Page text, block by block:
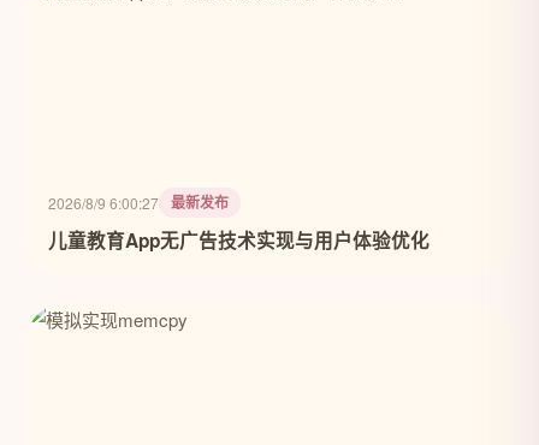
2026/8/9 6:00:27 最新发布
儿童教育App无广告技术实现与用户体验优化